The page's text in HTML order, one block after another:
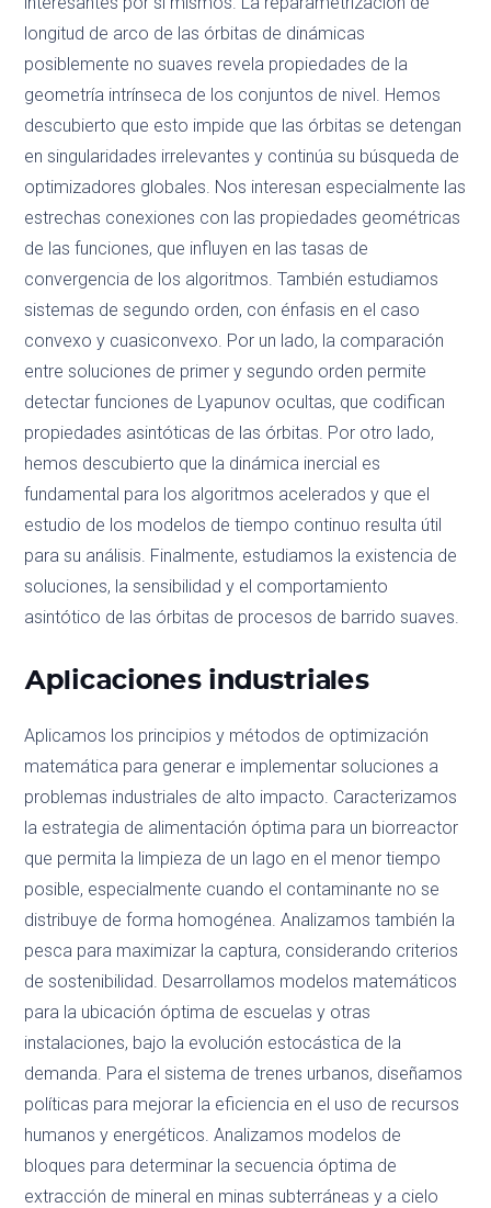
longitud de arco de las órbitas de dinámicas
posiblemente no suaves revela propiedades de la
geometría intrínseca de los conjuntos de nivel. Hemos
descubierto que esto impide que las órbitas se detengan
en singularidades irrelevantes y continúa su búsqueda de
optimizadores globales. Nos interesan especialmente las
estrechas conexiones con las propiedades geométricas
de las funciones, que influyen en las tasas de
convergencia de los algoritmos. También estudiamos
sistemas de segundo orden, con énfasis en el caso
convexo y cuasiconvexo. Por un lado, la comparación
entre soluciones de primer y segundo orden permite
detectar funciones de Lyapunov ocultas, que codifican
propiedades asintóticas de las órbitas. Por otro lado,
hemos descubierto que la dinámica inercial es
fundamental para los algoritmos acelerados y que el
estudio de los modelos de tiempo continuo resulta útil
para su análisis. Finalmente, estudiamos la existencia de
soluciones, la sensibilidad y el comportamiento
asintótico de las órbitas de procesos de barrido suaves.
Aplicaciones industriales
Aplicamos los principios y métodos de optimización
matemática para generar e implementar soluciones a
problemas industriales de alto impacto. Caracterizamos
la estrategia de alimentación óptima para un biorreactor
que permita la limpieza de un lago en el menor tiempo
posible, especialmente cuando el contaminante no se
distribuye de forma homogénea. Analizamos también la
pesca para maximizar la captura, considerando criterios
de sostenibilidad. Desarrollamos modelos matemáticos
para la ubicación óptima de escuelas y otras
instalaciones, bajo la evolución estocástica de la
demanda. Para el sistema de trenes urbanos, diseñamos
políticas para mejorar la eficiencia en el uso de recursos
humanos y energéticos. Analizamos modelos de
bloques para determinar la secuencia óptima de
extracción de mineral en minas subterráneas y a cielo